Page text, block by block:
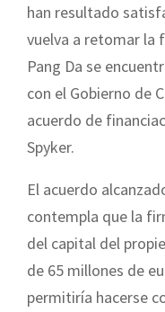
han resultado
vuelva a retomar la
Pang Da se
con el Gobierno de
acuerdo de
Spyker.
El acuerdo
contempla que la
del capital del
de 65 millones de
permitiría hacerse